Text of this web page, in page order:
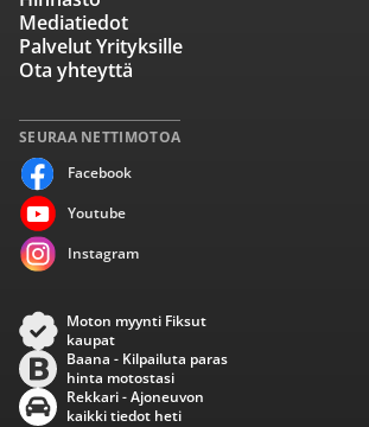
SEURAA NETTIMOTOA
Facebook
Youtube
Instagram
Mediatiedot
Palvelut Yrityksille
Ota yhteyttä
Moton myynti Fiksut
kaupat
Baana - Kilpailuta paras
hinta motostasi
Rekkari - Ajoneuvon
kaikki tiedot heti